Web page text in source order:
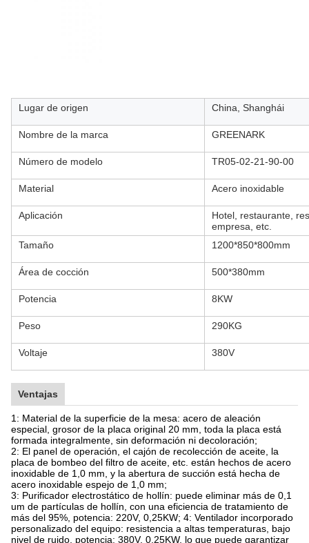
Lugar de origen China, Shanghái
Nombre de la marca GREENARK
Número de modelo TR05-02-21-90-00
Material Acero inoxidable
Aplicación
Hotel, restaurante,
empresa, etc.
Tamaño
1200*850*800mm
Área de cocción 500*380mm
Potencia 8KW
Peso 290KG
Voltaje 380V
Ventajas
1: Material de la superficie de la mesa: acero de aleación
especial, grosor de la placa original 20 mm, toda la placa está
formada integralmente, sin deformación ni decoloración;
2: El panel de operación, el cajón de recolección de aceite, la
placa de bombeo del filtro de aceite, etc. están hechos de acero
inoxidable de 1,0 mm, y la abertura de succión está hecha de
acero inoxidable espejo de 1,0 mm;
3: Purificador electrostático de hollín: puede eliminar más de 0,1
um de partículas de hollín, con una eficiencia de tratamiento de
más del 95%, potencia: 220V, 0,25KW; 4: Ventilador incorporado
personalizado del equipo: resistencia a altas temperaturas, bajo
nivel de ruido, potencia: 380V, 0,25KW, lo que puede garantizar